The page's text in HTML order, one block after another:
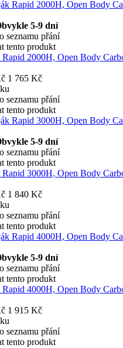
5-9 dní
seznamu přání
tento produkt
2000H, Open Body
1 765 Kč
seznamu přání
tento produkt
5-9 dní
seznamu přání
tento produkt
3000H, Open Body
1 840 Kč
seznamu přání
tento produkt
5-9 dní
seznamu přání
tento produkt
4000H, Open Body
1 915 Kč
seznamu přání
tento produkt